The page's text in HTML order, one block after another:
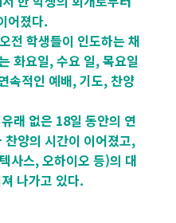
어졌다.
전 학생들이 인도하는 채
화요일, 수요 일, 목요일
속적인 예배, 기도, 찬양
래 없은 18일 동안의 연
양의 시간이 이어졌고,
사스, 오하이오 등)의 대
나가고 있다.